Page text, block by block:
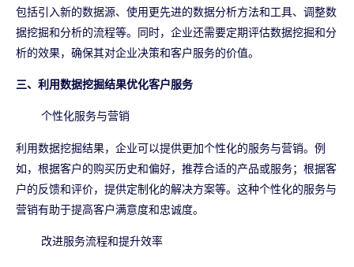
包括引入新的数据源、使用更先进的数据分析方法和工具、调整数
据挖掘和分析的流程等。同时，企业还需要定期评估数据挖掘和分
析的效果，确保其对企业决策和客户服务的价值。
三、利用数据挖掘结果优化客户服务
个性化服务与营销
利用数据挖掘结果，企业可以提供更加个性化的服务与营销。例
如，根据客户的购买历史和偏好，推荐合适的产品或服务；根据客
户的反馈和评价，提供定制化的解决方案等。这种个性化的服务与
营销有助于提高客户满意度和忠诚度。
改进服务流程和提升效率